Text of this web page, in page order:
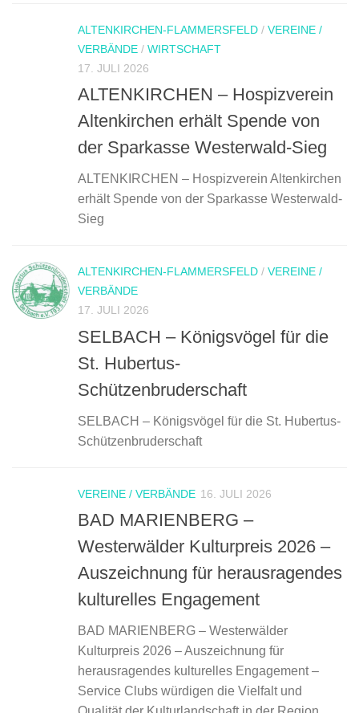
ALTENKIRCHEN-FLAMMERSFELD / VEREINE /
VERBÄNDE / WIRTSCHAFT
17. JULI 2026
ALTENKIRCHEN – Hospizverein
Altenkirchen erhält Spende von
der Sparkasse Westerwald-Sieg
ALTENKIRCHEN – Hospizverein Altenkirchen
erhält Spende von der Sparkasse Westerwald-
Sieg
ALTENKIRCHEN-FLAMMERSFELD / VEREINE /
VERBÄNDE
17. JULI 2026
SELBACH – Königsvögel für die
St. Hubertus-
Schützenbruderschaft
SELBACH – Königsvögel für die St. Hubertus-
Schützenbruderschaft
VEREINE / VERBÄNDE 16. JULI 2026
BAD MARIENBERG –
Westerwälder Kulturpreis 2026 –
Auszeichnung für herausragendes
kulturelles Engagement
BAD MARIENBERG – Westerwälder
Kulturpreis 2026 – Auszeichnung für
herausragendes kulturelles Engagement –
Service Clubs würdigen die Vielfalt und